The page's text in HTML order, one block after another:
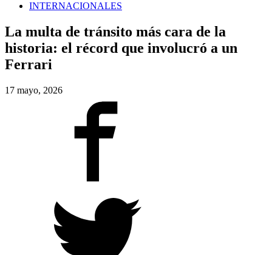
INTERNACIONALES
La multa de tránsito más cara de la
historia: el récord que involucró a un
Ferrari
17 mayo, 2026